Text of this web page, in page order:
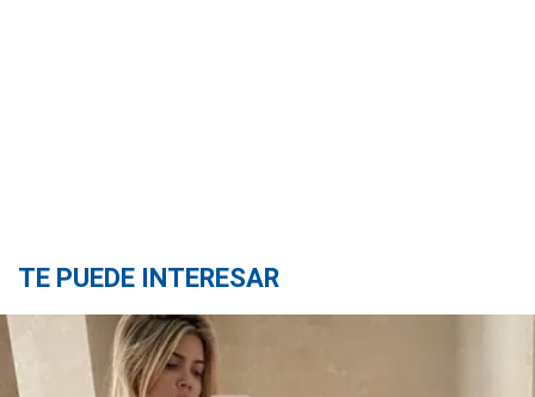
TE PUEDE INTERESAR